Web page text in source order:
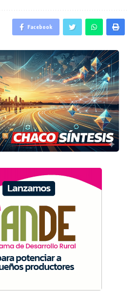
Facebook